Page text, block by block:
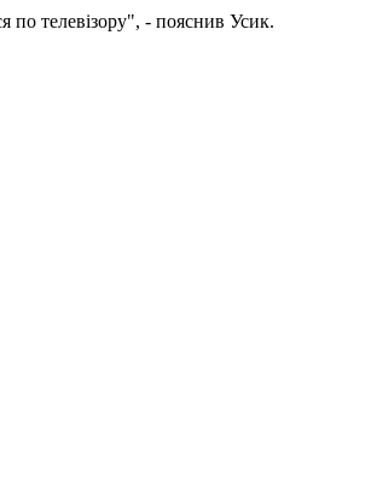
телевізору", - пояснив Усик.